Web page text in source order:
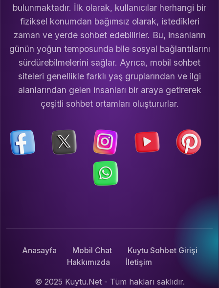
bulunmaktadır. İlk olarak, kullanıcılar herhangi bir
fiziksel konumdan bağımsız olarak, istedikleri
zaman ve yerde sohbet edebilirler. Bu, insanların
günün yoğun temposunda bile sosyal bağlantılarını
sürdürebilmelerini sağlar. Ayrıca, mobil sohbet
siteleri genellikle farklı yaş gruplarından ve ilgi
alanlarından gelen insanları bir araya getirerek
çeşitli sohbet ortamları oluştururlar.
Anasayfa Mobil Chat
Kuytu Sohbet Girişi
Hakkımızda
İletişim
© 2025 Kuytu.Net - Tüm hakları saklıdır.